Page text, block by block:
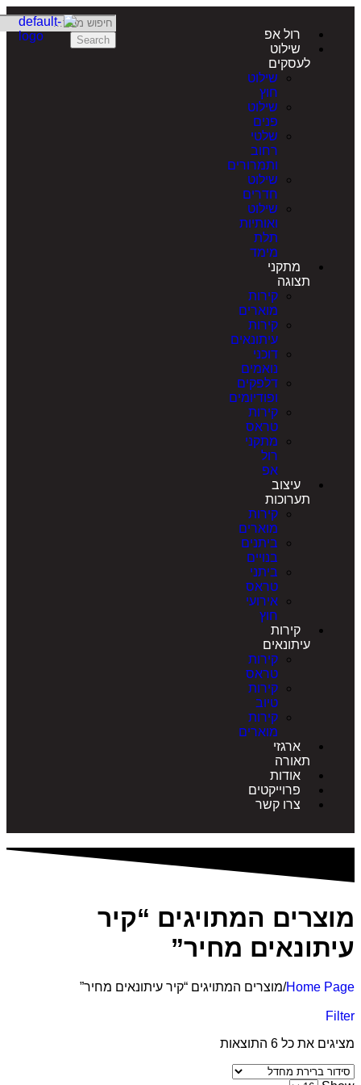
רול אפ
שילוט
לעסקים
שילוט
שילוט
שלטי
ותמרורים
שילוט
חדרים
שילוט
ואותיות
מתקני
קירות
מוארים
קירות
עיתונאים
דוכני
נואמים
דלפקים
ופודיומים
קירות
מתקני
עיצוב
תערוכות
קירות
מוארים
ביתנים
ביתני
אירועי
קירות
עיתונאים
קירות
קירות
קירות
מוארים
ארגזי
תאורה
אודות
פרוייקטים
צרו קשר
Search
המתויגים “קיר
מחיר”
Home
/מוצרים המתויגים “קיר עיתונאים מחיר”
כל ⁦6⁩ התוצאות